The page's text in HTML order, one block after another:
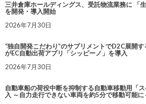
三井倉庫ホールディングス、受託物流業務に 「
を開発・導入開始
2026年7月30日
“独自開発こだわり”のサプリメントでD2C展開す
がEC自動出荷アプリ「シッピーノ」を導入
2026年7月30日
自動車船の荷役中断を抑制する自動車移動用「
入 ～自力走行できない車両を約5分で移動可能に